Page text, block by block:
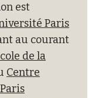
est
Paris
au courant
de la
Centre